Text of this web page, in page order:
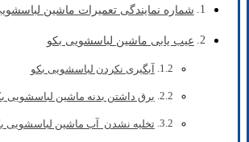
شماره نمایندگی تعمیرات ماشین
عیب یابی ماشین لباسشویی بکو
آبگیری نکردن لباسشویی بکو
برق داشتن بدنه ماشین لباسشویی
تخلیه نشدن آب ماشین لباسشویی